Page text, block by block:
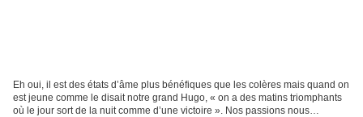
Eh oui, il est des états d’âme plus bénéfiques que les colères mais quand on
est jeune comme le disait notre grand Hugo, « on a des matins triomphants
où le jour sort de la nuit comme d’une victoire ». Nos passions nous